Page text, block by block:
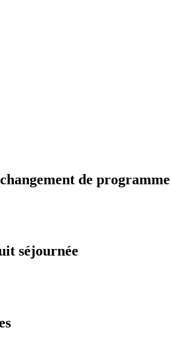
de programme
séjournée